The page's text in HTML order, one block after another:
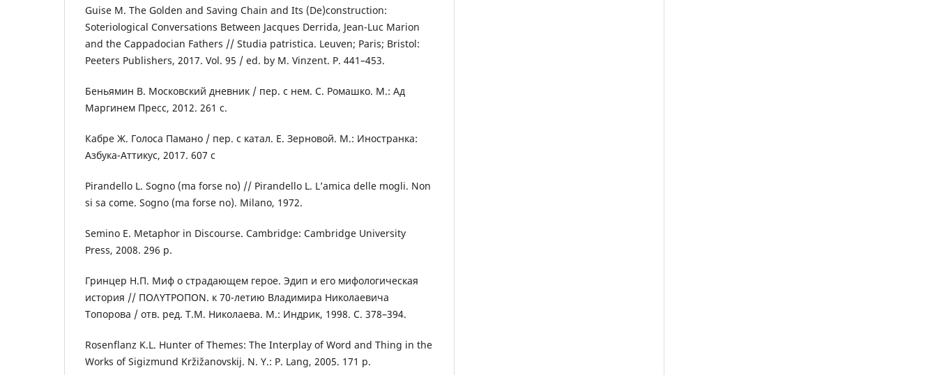
Guise M. The Golden and Saving Chain and Its (De)construction:
Soteriological Conversations Between Jacques Derrida, Jean-Luc Marion
and the Cappadocian Fathers // Studia patristica. Leuven; Paris; Bristol:
Peeters Publishers, 2017. Vol. 95 / ed. by M. Vinzent. P. 441–453.
Беньямин В. Московский дневник / пер. с нем. С. Ромашко. М.: Ад
Маргинем Пресс, 2012. 261 с.
Кабре Ж. Голоса Памано / пер. с катал. Е. Зерновой. М.: Иностранка:
Азбука-Аттикус, 2017. 607 с
Pirandello L. Sogno (ma forse no) // Pirandello L. L’amica delle mogli. Non
si sa come. Sogno (ma forse no). Milano, 1972.
Semino E. Metaphor in Discourse. Cambridge: Cambridge University
Press, 2008. 296 p.
Гринцер Н.П. Миф о страдающем герое. Эдип и его мифологическая
история // ΠΟΛΥΤΡΟΠΟΝ. к 70-летию Владимира Николаевича
Топорова / отв. ред. Т.М. Николаева. М.: Индрик, 1998. С. 378–394.
Rosenflanz K.L. Hunter of Themes: The Interplay of Word and Thing in the
Works of Sigizmund Kržižanovskij. N. Y.: P. Lang, 2005. 171 p.